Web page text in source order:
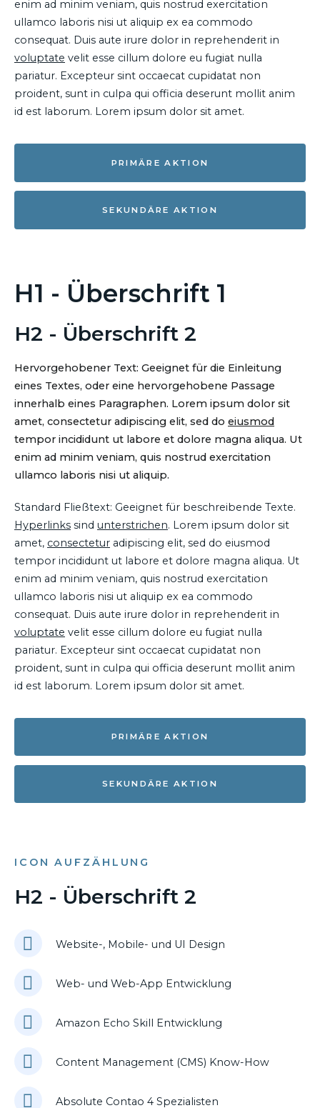
enim ad minim veniam, quis nostrud exercitation
ullamco laboris nisi ut aliquip ex ea commodo
consequat. Duis aute irure dolor in reprehenderit in
voluptate velit esse cillum dolore eu fugiat nulla
pariatur. Excepteur sint occaecat cupidatat non
proident, sunt in culpa qui officia deserunt mollit anim
id est laborum. Lorem ipsum dolor sit amet.
PRIMÄRE AKTION
SEKUNDÄRE AKTION
H1 - Überschrift 1
H2 - Überschrift 2
Hervorgehobener Text: Geeignet für die Einleitung
eines Textes, oder eine hervorgehobene Passage
innerhalb eines Paragraphen. Lorem ipsum dolor sit
amet, consectetur adipiscing elit, sed do eiusmod
tempor incididunt ut labore et dolore magna aliqua. Ut
enim ad minim veniam, quis nostrud exercitation
ullamco laboris nisi ut aliquip.
Standard Fließtext: Geeignet für beschreibende Texte.
Hyperlinks sind unterstrichen. Lorem ipsum dolor sit
amet, consectetur adipiscing elit, sed do eiusmod
tempor incididunt ut labore et dolore magna aliqua. Ut
enim ad minim veniam, quis nostrud exercitation
ullamco laboris nisi ut aliquip ex ea commodo
consequat. Duis aute irure dolor in reprehenderit in
voluptate velit esse cillum dolore eu fugiat nulla
pariatur. Excepteur sint occaecat cupidatat non
proident, sunt in culpa qui officia deserunt mollit anim
id est laborum. Lorem ipsum dolor sit amet.
PRIMÄRE AKTION
SEKUNDÄRE AKTION
ICON AUFZÄHLUNG
H2 - Überschrift 2
Website-, Mobile- und UI Design
Web- und Web-App Entwicklung
Amazon Echo Skill Entwicklung
Content Management (CMS) Know-How
Absolute Contao 4 Spezialisten